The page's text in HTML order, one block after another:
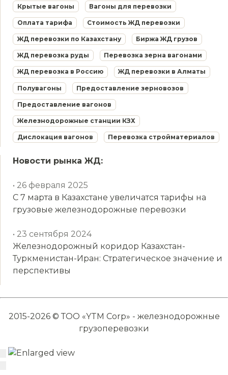
Крытые вагоны Вагоны для перевозки
Оплата тарифа Стоимость ЖД перевозки
ЖД перевозки по Казахстану Биржа ЖД грузов
ЖД перевозка руды Перевозка зерна вагонами
ЖД перевозка в Россию ЖД перевозки в Алматы
Полувагоны Предоставление зерновозов
Предоставление вагонов
Железнодорожные станции КЗХ
Дислокация вагонов Перевозка стройматериалов
Новости рынка ЖД:
• 26 февраля 2025
С 7 марта в Казахстане увеличатся тарифы на
грузовые железнодорожные перевозки
• 23 сентября 2024
Железнодорожный коридор Казахстан-
Туркменистан-Иран: Стратегическое значение и
перспективы
2015-2026 © ТОО «YTM Corp» - железнодорожные
грузоперевозки